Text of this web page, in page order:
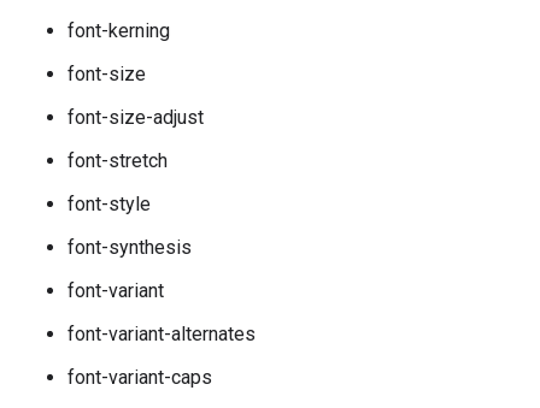
font-kerning
font-size
font-size-adjust
font-stretch
font-style
font-synthesis
font-variant
font-variant-alternates
font-variant-caps